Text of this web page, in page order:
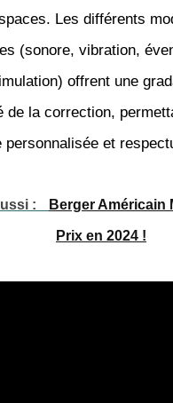
Les différents
(sonore, vibration,
offrent une
de la correction,
personnalisée et
: Berger Américain
Prix en 2024 !